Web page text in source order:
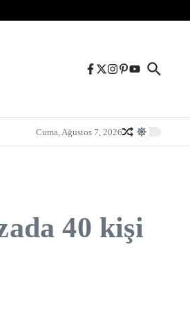
Cuma, Ağustos 7, 2026
40 kişi